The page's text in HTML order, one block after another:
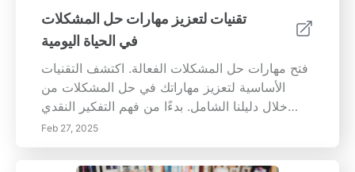
تقنيات لتعزيز مهارات حل المشكلات
في الحياة اليومية
فتح مهارات حل المشكلات الفعالة. اكتشف التقنيات
الأساسية لتعزيز مهاراتك في حل المشكلات من
خلال دليلنا الشامل. بدءًا من فهم التفكير النقدي
وطرق الإبداع، إلى تطبيق تقنيات عملية في الحياة
اليومية، يزوّدك هذا المقال بالأدوات لمواجهة التحديات
بشكل فعال. تعلم كيفية تبني عقلية النمو، وإقامة
Feb 27, 2025